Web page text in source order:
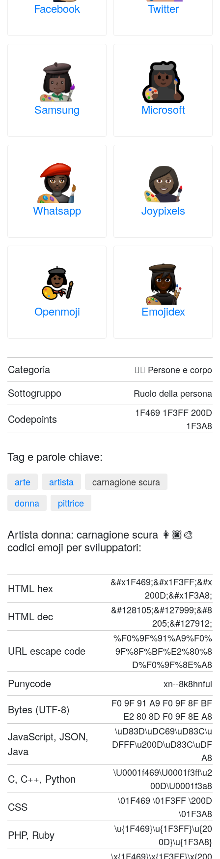
Facebook Twitter
Samsung Microsoft
Whatsapp Joypixels
Openmoji Emojidex
Categoria 🤦‍♀️ Persone e corpo
Sottogruppo Ruolo della persona
Codepoints
1F469 1F3FF 200D
1F3A8
Tag e parole chiave:
arte artista
carnagione scura
donna
pittrice
Artista donna: carnagione scura 👩🏿‍🎨
codici emoji per sviluppatori:
HTML hex
&#x1F469;&#x1F3FF;&#x
200D;&#x1F3A8;
HTML dec
&#128105;&#127999;&#8
205;&#127912;
URL escape code
%F0%9F%91%A9%F0%
9F%8F%BF%E2%80%8
D%F0%9F%8E%A8
Punycode xn--8k8hnful
Bytes (UTF-8)
F0 9F 91 A9 F0 9F 8F BF
E2 80 8D F0 9F 8E A8
JavaScript, JSON,
Java
\uD83D\uDC69\uD83C\u
DFFF\u200D\uD83C\uDF
A8
C, C++, Python
\U0001f469\U0001f3ff\u2
00D\U0001f3a8
CSS
\01F469 \01F3FF \200D
\01F3A8
PHP, Ruby
\u{1F469}\u{1F3FF}\u{20
0D}\u{1F3A8}
\x{1F469}\x{1F3FF}\x{200